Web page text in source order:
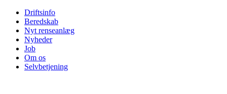
Driftsinfo
Beredskab
Nyt renseanlæg
Nyheder
Job
Om os
Selvbetjening